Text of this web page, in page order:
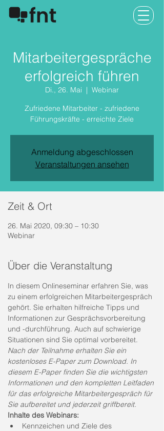
Mitarbeitergespräche
erfolgreich führen
Di., 26. Mai
  |
Webinar
Zufriedene Mitarbeiter - zufriedene
Führungskräfte - erreichte Ziele
Anmeldung abgeschlossen
Veranstaltungen ansehen
Zeit & Ort
26. Mai 2020, 09:30 – 10:30
Webinar
Über die Veranstaltung
In diesem Onlineseminar erfahren Sie, was
zu einem erfolgreichen Mitarbeitergespräch
gehört. Sie erhalten hilfreiche Tipps und
Informationen zur Gesprächsvorbereitung
und -durchführung. Auch auf schwierige
Situationen sind Sie optimal vorbereitet.
Nach der Teilnahme erhalten Sie ein
kostenloses E-Paper zum Download. In
diesem E-Paper finden Sie die wichtigsten
Informationen und den kompletten Leitfaden
für das erfolgreiche Mitarbeitergespräch für
Sie aufbereitet und jederzeit griffbereit.
Inhalte des Webinars:
Kennzeichen und Ziele des